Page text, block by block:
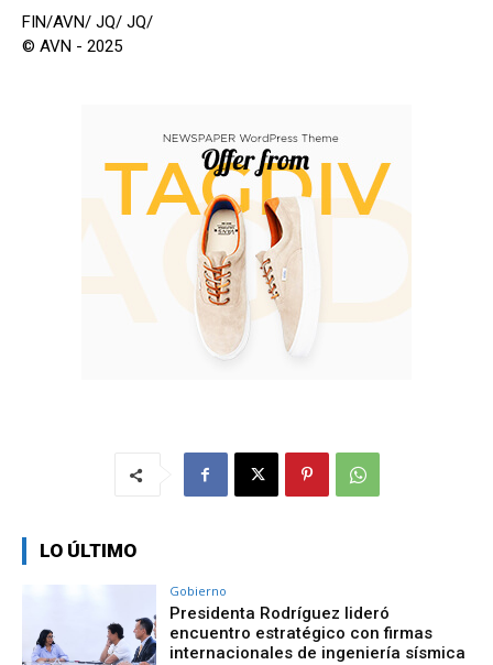
FIN/AVN/ JQ/ JQ/
© AVN - 2025
LO ÚLTIMO
Gobierno
Presidenta Rodríguez lideró
encuentro estratégico con firmas
internacionales de ingeniería sísmica